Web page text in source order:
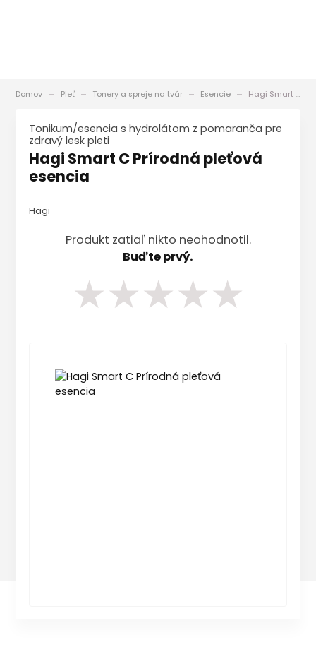
Domov Pleť Tonery a spreje na tvár Esencie Hagi Smart C Prírodná pleťová esencia
Tonikum/esencia s hydrolátom z pomaranča pre
zdravý lesk pleti
Hagi Smart C Prírodná pleťová
esencia
Hagi
Produkt zatiaľ nikto neohodnotil.
Buďte prvý.
★★★★★